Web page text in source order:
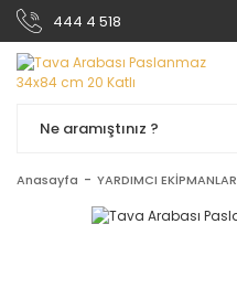
444 4 518
Anasayfa YARDIMCI EKİPMANLAR